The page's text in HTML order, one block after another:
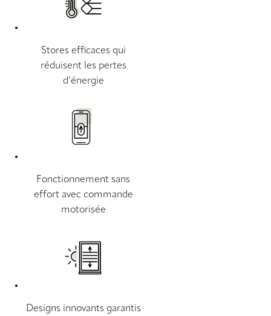
Stores efficaces qui
réduisent les pertes
d’énergie
Fonctionnement sans
effort avec commande
motorisée
Designs innovants garantis